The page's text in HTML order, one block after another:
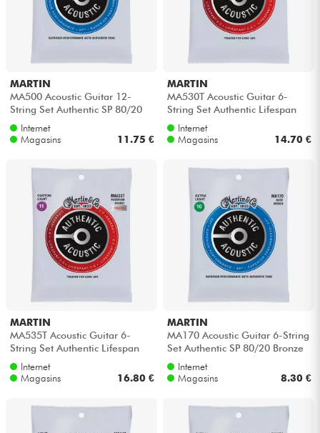
MARTIN
MA500 Acoustic Guitar 12-
String Set Authentic SP 80/20
Bronze 6-String Set Authentic
SP...
Internet
Magasins
11.75 €
MARTIN
MA530T Acoustic Guitar 6-
String Set Authentic Lifespan
2.0 92/8 Phosphor Bronze 10-
47 -...
Internet
Magasins
14.70 €
MARTIN
MA535T Acoustic Guitar 6-
String Set Authentic Lifespan
2.0 Phosphor Bronze 11-52 -
Jeu ...
Internet
Magasins
16.80 €
MARTIN
MA170 Acoustic Guitar 6-String
Set Authentic SP 80/20 Bronze
10-47 - Jeu de 6 cordes
Internet
Magasins
8.30 €